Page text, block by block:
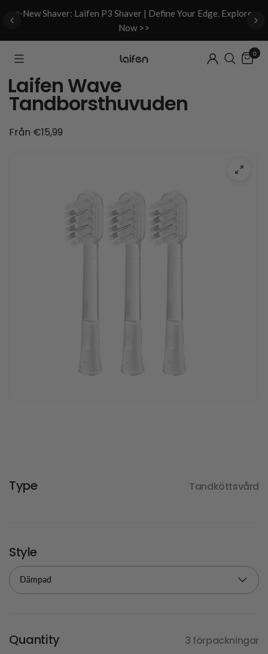
✨New Shaver: Laifen P3 Shaver | Define Your Edge. Explore
Now >>
0
Laifen Wave
Tandborsthuvuden
Från €15,99
Type Tandköttsvård
Style
Quantity 3 förpackningar